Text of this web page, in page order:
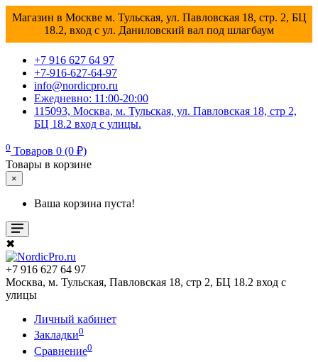
Магазин в Москве м. Тульская, ул. Павловская 18, стр. 2, БЦ
18.2, вход с ул. Даниловский вал под шлагбаум
+7 916 627 64 97
+7-916-627-64-97
info@nordicpro.ru
Ежедневно: 11:00-20:00
115093, Москва, м. Тульская, ул. Павловская 18, стр 2,
БЦ 18.2 вход с улицы.
0 Товаров 0 (0 ₽)
Товары в корзине
×
Ваша корзина пуста!
✖
+7 916 627 64 97
Москва, м. Тульская, Павловская 18, стр 2, БЦ 18.2 вход с
улицы
Личный кабинет
Закладки0
Сравнение0